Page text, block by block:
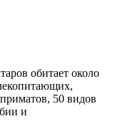
обитает около
50 видов
и